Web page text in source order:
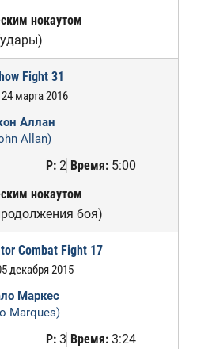
нокаутом
Fight 31
марта 2016
Аллан
Allan)
Р:2 Время:5:00
нокаутом
боя)
Combat Fight 17
декабря 2015
Маркес
Marques)
Р:3 Время:3:24